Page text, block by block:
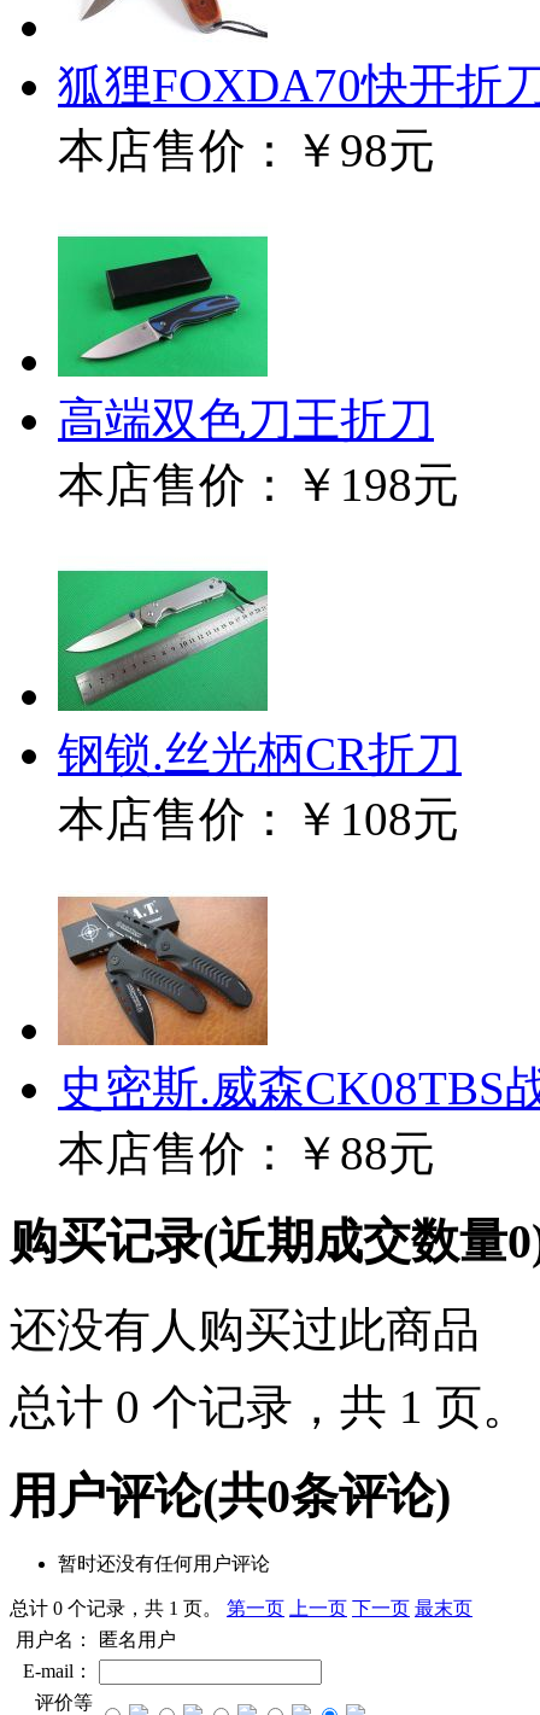
狐狸FOXDA70快开折
本店售价：
￥98元
高端双色刀王折刀
本店售价：
￥198元
钢锁.丝光柄CR折刀
本店售价：
￥108元
史密斯.威森CK08TBS
本店售价：
￥88元
购买记录(近期成交数量0
还没有人购买过此商品
总计 0 个记录，共 1 页。
用户评论(共0条评论)
暂时还没有任何用户评论
总计 0 个记录，共 1 页。 第一页 上一页 下一页 最末页
用户名：
匿名用户
E-mail：
评价等